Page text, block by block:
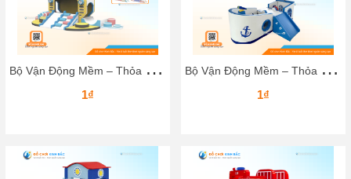
B
ộ Vận Động Mềm – Thỏa Sức Sáng Tạo & Leo Trèo Cho Bé
1₫
B
ộ Vận Động Mềm – Thỏa Sức Sáng Tạo & Leo Trèo Cho Bé
1₫